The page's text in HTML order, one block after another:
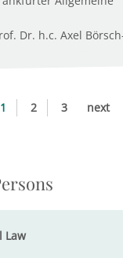
Dr. h.c. Axel
1 2 3 next
Law